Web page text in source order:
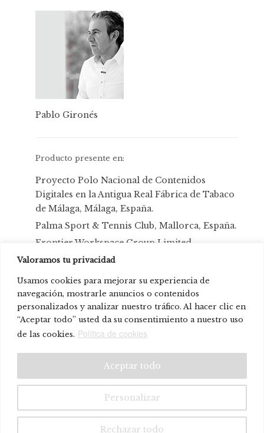
Valoramos tu privacidad
Usamos cookies para mejorar su experiencia de
navegación, mostrarle anuncios o contenidos
personalizados y analizar nuestro tráfico. Al hacer clic en
“Aceptar todo” usted da su consentimiento a nuestro uso
de las cookies. Política de cookies
Personalizar
Rechazar todo
Aceptar todo
Pablo Gironés
Producto presente en:
Proyecto Polo Nacional de Contenidos
Digitales en la Antigua Real Fábrica de Tabaco
de Málaga, Málaga, España.
Palma Sport & Tennis Club, Mallorca, España.
Frontier Workspace Group Limited –
Showroom en Hong Kong, República Popular
Hotel H10 Cubik, Barcelona, España.
Amazon Headquarters, Milán, Italia
Axa, Madrid, España.